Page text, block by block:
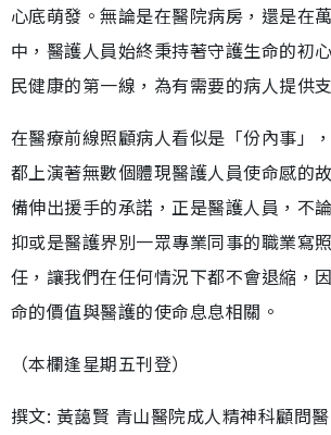
心底萌發。無論是在醫院病房，還是在
中，醫護人員始終秉持著守護生命的初
民健康的第一線，為有需要的病人提供
在醫療前線照顧病人看似是「份內事」
都上演著無數個體現醫護人員使命感的
備伸出援手的承諾，正是醫護人員，不
抑或是醫護界別一眾專業同事的職業寫
任，讓我們在任何情況下都不會退縮，
命的價值與醫護的使命息息相關。
（本欄逢星期五刊登）
撰文: 黃藹賢 青山醫院成人精神科顧問